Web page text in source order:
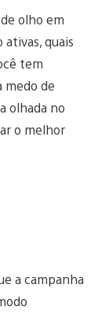
olho em
quais
tem
medo de
olhada no
o melhor
a campanha